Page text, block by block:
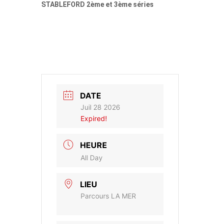
STABLEFORD 2ème et 3ème séries
DATE
Juil 28 2026
Expired!
HEURE
All Day
LIEU
Parcours LA MER